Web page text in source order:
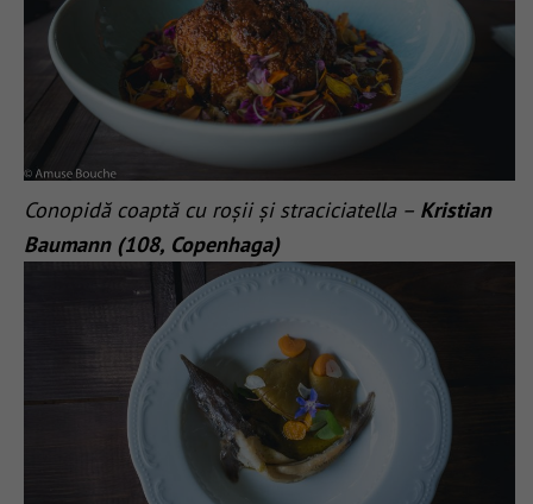
Conopidă coaptă cu roșii și straciciatella – Kristian
Baumann (108, Copenhaga)